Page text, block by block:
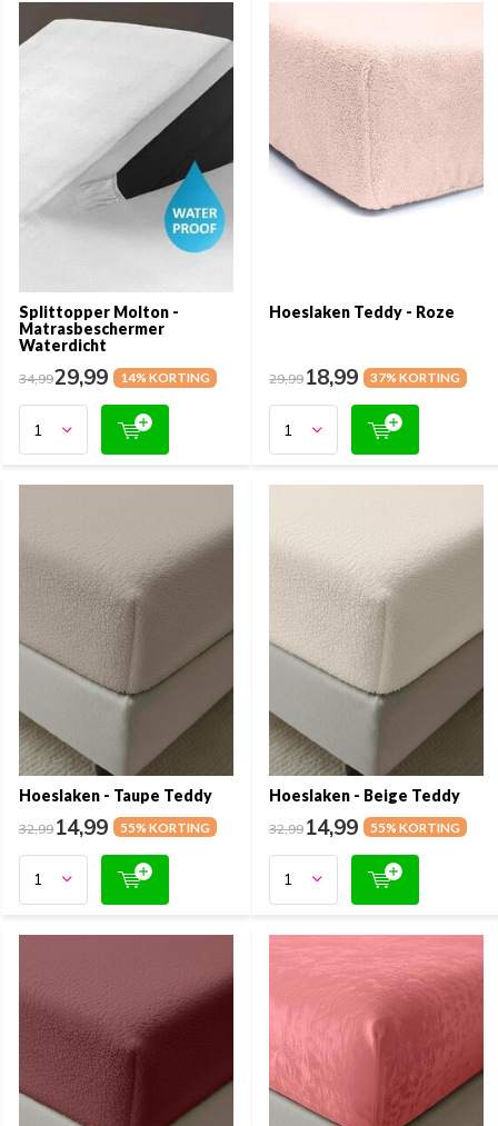
Splittopper Molton -
Matrasbeschermer
Waterdicht
34,9929,99 14% KORTING
Hoeslaken Teddy - Roze
29,9918,99 37% KORTING
Hoeslaken - Taupe Teddy
32,9914,99 55% KORTING
Hoeslaken - Beige Teddy
32,9914,99 55% KORTING